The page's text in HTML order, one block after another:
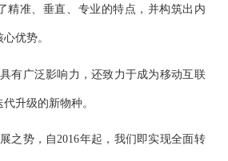
精准、垂直、专业的特点，并构筑出内
优势。
有广泛影响力，还致力于成为移动互联
升级的新物种。
之势，自2016年起，我们即实现全面转